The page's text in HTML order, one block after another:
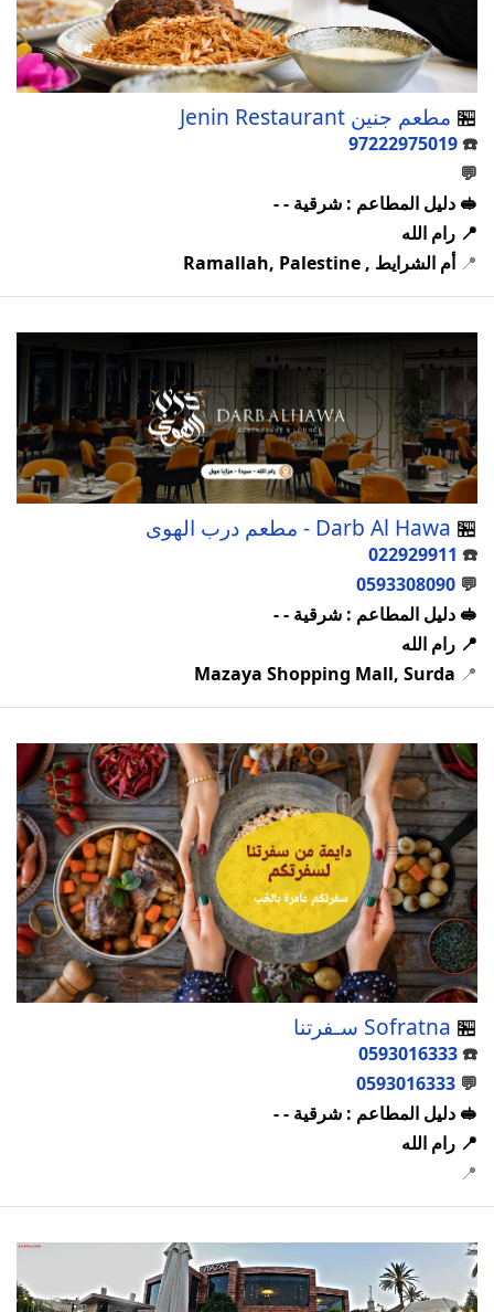
🏪 مطعم جنين Jenin Restaurant
☎️
97222975019
💬
🥪 دليل المطاعم : شرقية - -
📍 رام الله
📍أم الشرايط , Ramallah, Palestine
🏪 Darb Al Hawa - مطعم درب الهوى
☎️
022929911
💬
0593308090
🥪 دليل المطاعم : شرقية - -
📍 رام الله
📍
Mazaya Shopping Mall, Surda
🏪 Sofratna سـفرتنا
☎️
0593016333
💬
0593016333
🥪 دليل المطاعم : شرقية - -
📍 رام الله
📍